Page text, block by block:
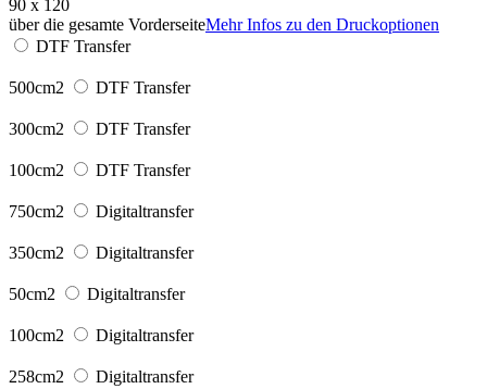
90 x 120
über die gesamte VorderseiteMehr Infos zu den Druckoptionen
DTF Transfer
500cm2 DTF Transfer
300cm2 DTF Transfer
100cm2 DTF Transfer
750cm2 Digitaltransfer
350cm2 Digitaltransfer
50cm2 Digitaltransfer
100cm2 Digitaltransfer
258cm2 Digitaltransfer